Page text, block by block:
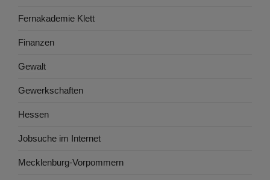
Fernakademie Klett
Finanzen
Gewalt
Gewerkschaften
Hessen
Jobsuche im Internet
Mecklenburg-Vorpommern